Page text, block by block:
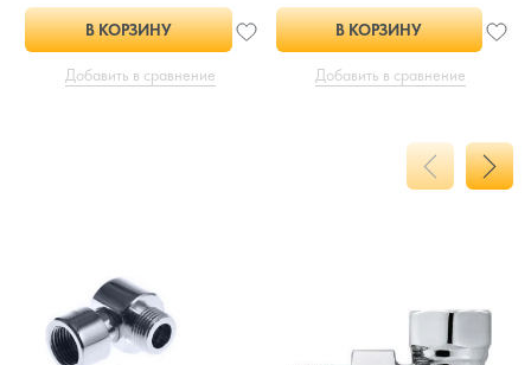
В КОРЗИНУ
Добавить в сравнение
В КОРЗИНУ
Добавить в сравнение